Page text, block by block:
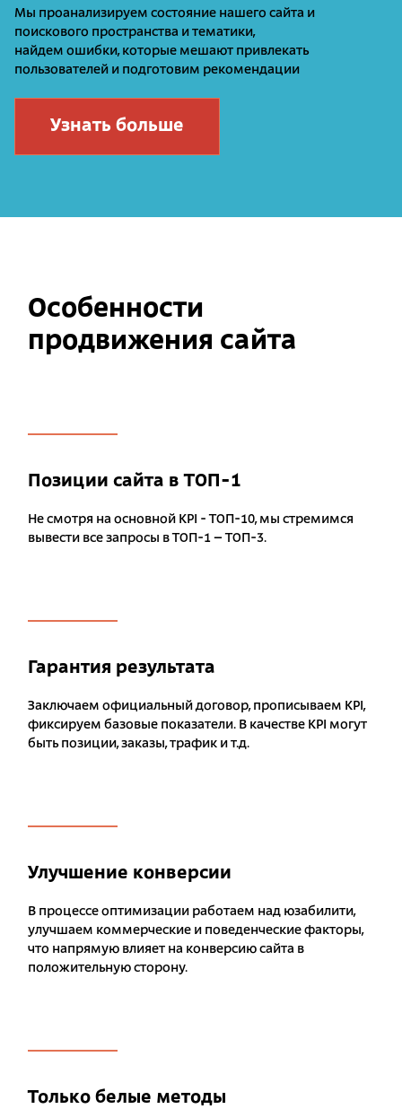
Мы проанализируем состояние нашего сайта и
поискового пространства и тематики,
найдем ошибки, которые мешают привлекать
пользователей и подготовим рекомендации
Узнать больше
Особенности
продвижения сайта
Позиции сайта в ТОП-1
Не смотря на основной KPI - ТОП-10, мы стремимся
вывести все запросы в ТОП-1 – ТОП-3.
Гарантия результата
Заключаем официальный договор, прописываем KPI,
фиксируем базовые показатели. В качестве KPI могут
быть позиции, заказы, трафик и т.д.
Улучшение конверсии
В процессе оптимизации работаем над юзабилити,
улучшаем коммерческие и поведенческие факторы,
что напрямую влияет на конверсию сайта в
положительную сторону.
Только белые методы